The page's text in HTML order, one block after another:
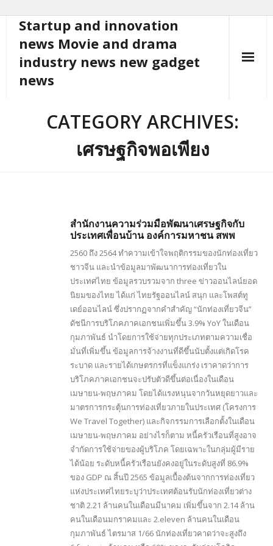
content
Startup and innovation
news Movie and drama
industry news new gadget
news
CATEGORY ARCHIVES:
เศรษฐกิจพอเพียง
สำนักงานความร่วมมือพัฒนาเศรษฐกิจกับ
ประเทศเพื่อนบ้าน องค์การมหาชน สพพ
2560 ถึง 2564 ทำความเข้าใจพฤติกรรมของนักท่องเที่ยว
ชาวจีน และนำข้อมูลมาพัฒนาการท่องเที่ยวใน
ประเทศไทย ข้อมูลรวบรวมจาก three ข่าวออนไลน์ยอด
นิยมของไทย ได้แก่ ไทยรัฐออนไลน์ สนุก และโพสต์ทู
เดย์ออนไลน์ ซึ่งปรากฏจากคำสำคัญ “นักท่องเที่ยวจีน”
ดัชนีการบริโภคภาคเอกชนเพิ่มขึ้น 3.9% YoY ในเดือน
กุมภาพันธ์ นำโดยการใช้จ่ายทุกประเภทตามความเชื่อ
มั่นที่เพิ่มขึ้น ข้อมูลการจ้างงานที่ดีขึ้นนับตั้งแต่เกิดโรค
ระบาด และรายได้เกษตรกรที่แข็งแกร่ง เราคาดว่าการ
บริโภคภาคเอกชนจะปรับตัวดีขึ้นต่อเนื่องในเดือน
เมษายน-พฤษภาคม โดยได้แรงหนุนจากวันหยุดยาวและ
มาตรการกระตุ้นการท่องเที่ยวภายในประเทศ (โครงการ
We Travel Together) และกิจกรรมการเลือกตั้งในเดือน
เมษายน-พฤษภาคม อย่างไรก็ตาม หนี้ครัวเรือนที่สูงอาจ
จำกัดการใช้จ่ายของผู้บริโภค โดยเฉพาะในกลุ่มผู้มีราย
ได้น้อย ระดับหนี้ครัวเรือนยังคงอยู่ในระดับสูงที่ 86.9%
ของ GDP ณ สิ้นปี 2565 ข้อมูลเบื้องต้นจากการท่องเที่ยว
แห่งประเทศไทยระบุว่าประเทศต้อนรับนักท่องเที่ยวต่าง
ชาติ 2.21 ล้านคนในเดือนมีนาคม เพิ่มขึ้นจาก 2.14 ล้าน
คนในเดือนมกราคมและ 2.eleven ล้านคนในเดือน
กุมภาพันธ์ ไตรมาส 1/66 นักท่องเที่ยวคาดว่าจะสูงถึง